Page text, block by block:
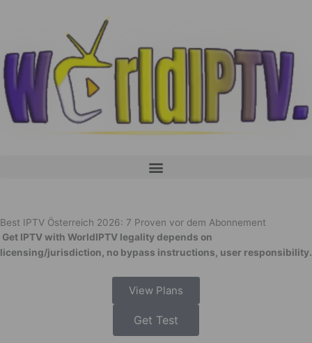
Menu
Best IPTV Österreich 2026: 7 Proven vor dem Abonnement
Get IPTV with WorldIPTV legality depends on
licensing/jurisdiction, no bypass instructions, user responsibility.
View Plans
Get Test